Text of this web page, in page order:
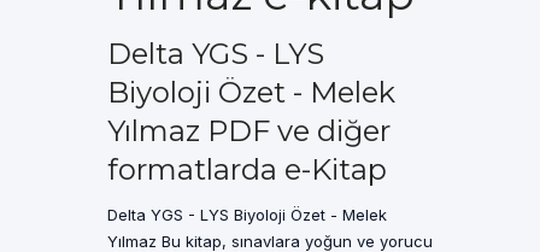
Delta YGS - LYS
Biyoloji Özet - Melek
Yılmaz PDF ve diğer
formatlarda e-Kitap
Delta YGS - LYS Biyoloji Özet - Melek
Yılmaz Bu kitap, sınavlara yoğun ve yorucu